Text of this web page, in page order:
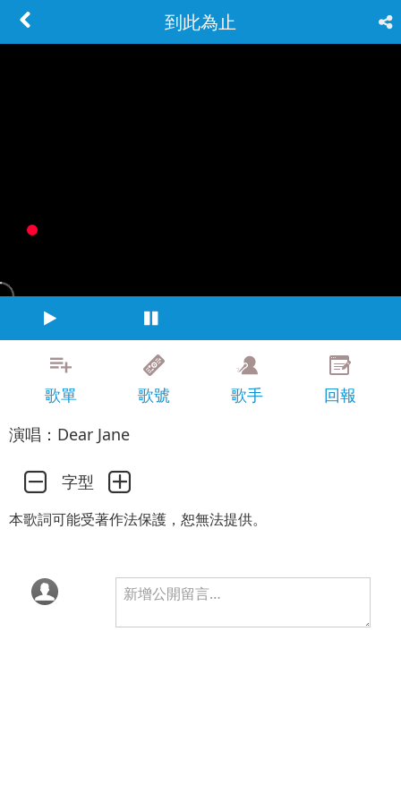
到此為止
歌單 歌號 歌手
回報
演唱：Dear Jane
字型
本歌詞可能受著作法保護，恕無法提供。